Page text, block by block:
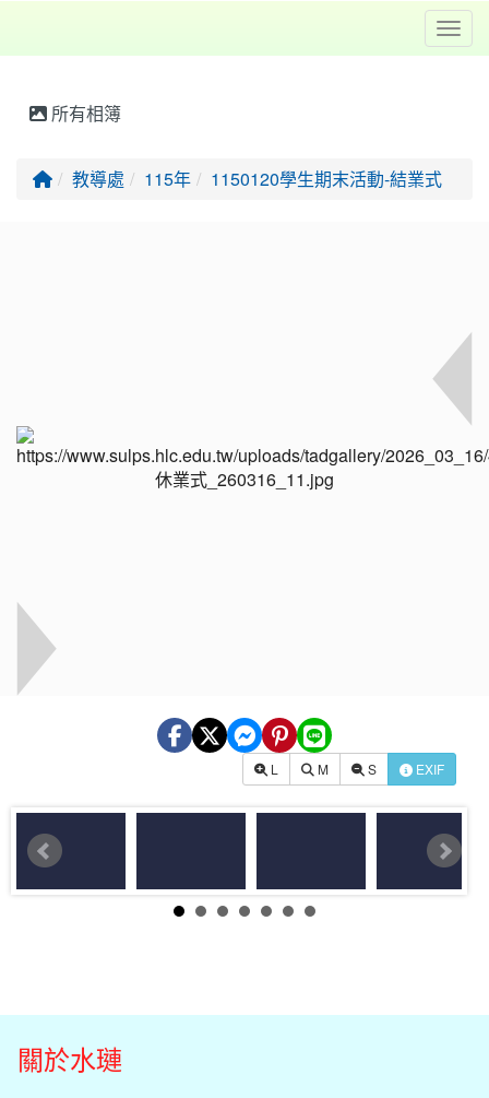
所有相簿
回首頁
教導處 115年 1150120學生期末活動-結業式
L M S EXIF
關於水璉